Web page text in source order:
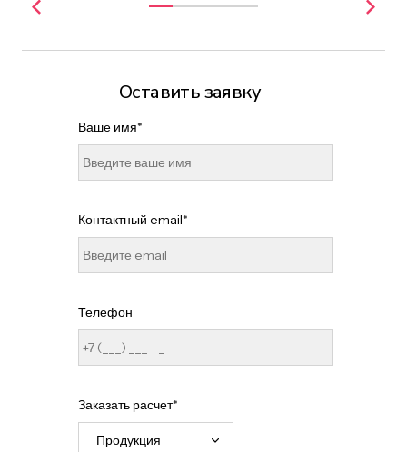
Оставить заявку
Ваше имя*
Контактный email*
Телефон
Заказать расчет*